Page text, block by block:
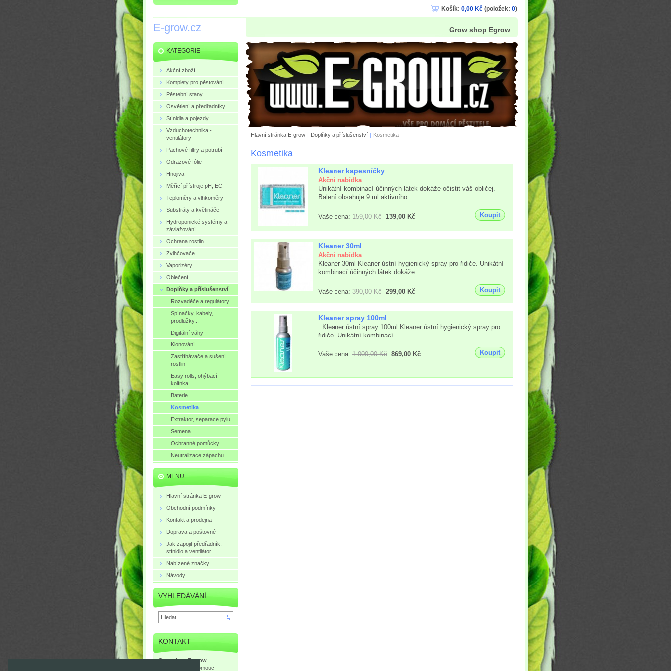
E-grow.cz Grow shop Egrow
Hlavní stránka E-grow | Doplňky a příslušenství | Kosmetika
Kosmetika
Kleaner kapesníčky
Akční nabídka
Unikátní kombinací účinných látek dokáže očistit váš obličej.
Balení obsahuje 9 ml aktivního...
Koupit
Vaše cena: 159,00 Kč 139,00 Kč
Kleaner 30ml
Akční nabídka
Kleaner 30ml Kleaner ústní hygienický spray pro řidiče. Unikátní
kombinací účinných látek dokáže...
Koupit
Vaše cena: 390,00 Kč 299,00 Kč
Kleaner spray 100ml
Kleaner ústní spray 100ml Kleaner ústní hygienický spray pro
řidiče. Unikátní kombinací...
Koupit
Vaše cena: 1 000,00 Kč 869,00 Kč
KATEGORIE
Akční zboží
Komplety pro pěstování
Pěstební stany
Osvětlení a předřadníky
Stínidla a pojezdy
Vzduchotechnika -
ventilátory
Pachové filtry a potrubí
Odrazové fólie
Hnojiva
Měřící přístroje pH, EC
Teploměry a vlhkoměry
Substráty a květináče
Hydroponické systémy a
závlažování
Ochrana rostlin
Zvlhčovače
Vaporizéry
Oblečení
Doplňky a příslušenství
Rozvaděče a regulátory
Spínačky, kabely,
prodlužky...
Digitální váhy
Klonování
Zastříhávače a sušení
rostlin
Easy rolls, ohýbací
kolínka
Baterie
Kosmetika
Extraktor, separace pylu
Semena
Ochranné pomůcky
Neutralizace zápachu
MENU
Hlavní stránka E-grow
Obchodní podmínky
Kontakt a prodejna
Doprava a poštovné
Jak zapojit předřadník,
stínidlo a ventilátor
Nabízené značky
Návody
VYHLEDÁVÁNÍ
KONTAKT
Growshop E-grow
Mlčochova 3, Olomouc
Košík: 0,00 Kč (položek: 0)